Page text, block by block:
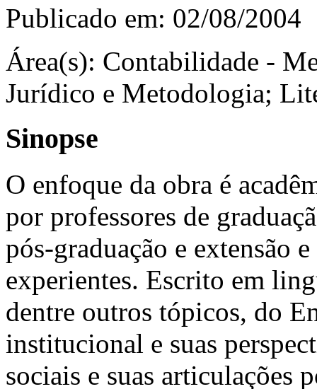
Publicado em: 02/08/2004
Área(s): Contabilidade -
Jurídico e Metodologia;
Sinopse
O enfoque da obra é
por professores de
pós-graduação e extensão
experientes. Escrito em
dentre outros tópicos, do
institucional e suas
sociais e suas articulações